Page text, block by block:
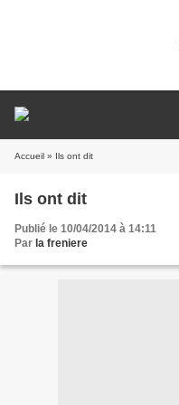
Accueil » Ils ont dit
Ils ont dit
Publié le 10/04/2014 à 14:11
Par la freniere